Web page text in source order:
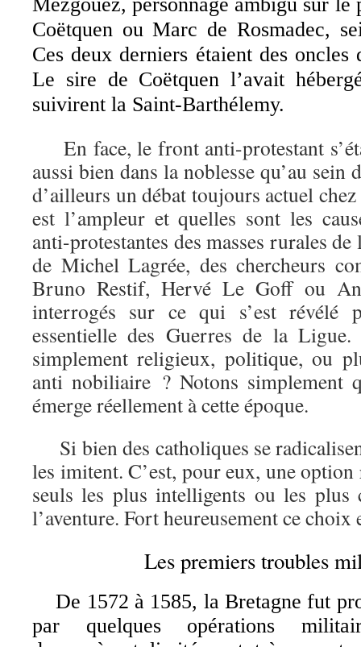
Coëtquen ou Marc de Rosmadec,
Ces deux derniers étaient des oncles
Le sire de Coëtquen l’avait
suivirent la Saint-Barthélemy.
En face, le front anti-protestant
aussi bien dans la noblesse qu’au sein
d’ailleurs un débat toujours actuel
est l’ampleur et quelles sont les
anti-protestantes des masses rurales
de Michel Lagrée, des chercheurs
Bruno Restif, Hervé Le Goff ou
interrogés sur ce qui s’est révélé
essentielle des Guerres de la
simplement religieux, politique, ou
anti nobiliaire ? Notons simplement
émerge réellement à cette époque.
Si bien des catholiques se
les imitent. C’est, pour eux, une
seuls les plus intelligents ou les plus
l’aventure. Fort heureusement ce choix
Les premiers troubles
De 1572 à 1585, la Bretagne fut
par quelques opérations